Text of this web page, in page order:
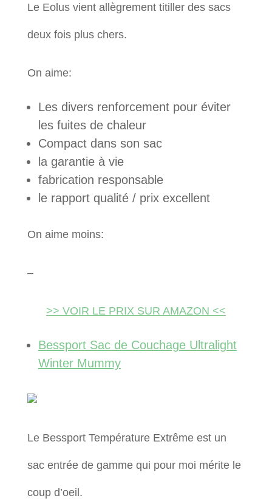
Le Eolus vient allègrement titiller des sacs
deux fois plus chers.
On aime:
Les divers renforcement pour éviter
les fuites de chaleur
Compact dans son sac
la garantie à vie
fabrication responsable
le rapport qualité / prix excellent
On aime moins:
–
>> VOIR LE PRIX SUR AMAZON <<
Bessport Sac de Couchage Ultralight
Winter Mummy
Le Bessport Température Extrême est un
sac entrée de gamme qui pour moi mérite le
coup d’oeil.